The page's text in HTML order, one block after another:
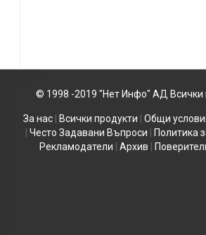
© 1998 -2019 "Нет Инфо" АД Всички
За нас| Всички продукти
Общи
Често Задавани Въпроси
Политика
Рекламодатели
Архив